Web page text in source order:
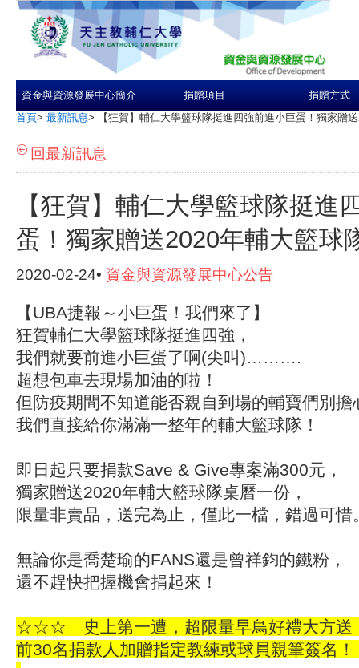
資金與資源發展中心簡介 捐贈項目 捐贈方式
首頁> 最新訊息> 【狂賀】輔仁大學籃球隊挺進四強前進小巨蛋！獨家贈
回最新訊息
【狂賀】輔仁大學籃球隊挺進
蛋！獨家贈送2020年輔大籃球
2020-02-24• 資金與資源發展中心公告
【UBA捷報～小巨蛋！我們來了】
狂賀輔仁大學籃球隊挺進四強，
我們就要前進小巨蛋了啊(尖叫)……….
超想包車去現場加油的啦！
但防疫期間不知道能否親自到場的輔寶們別擔
我們直接給你滿滿一整年的輔大籃球隊！
即日起只要捐款Save & Give專案滿300元，
獨家贈送2020年輔大籃球隊桌曆一份，
限量非賣品，送完為止，僅此一檔，錯過可惜
無論你是喬楚瑜的FANS還是曾祥鈞的鐵粉，
還不趕快把握機會捐起來！
☆☆☆ 史上第一遭，超限量早鳥好禮大
前30名捐款人加贈指定教練或球員親筆簽名！